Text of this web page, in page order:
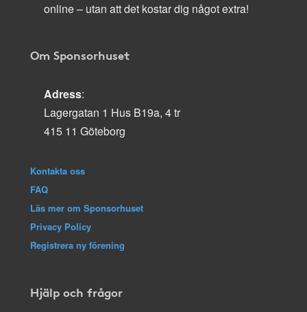
online – utan att det kostar dig något extra!
Om Sponsorhuset
Adress:
Lagergatan 1 Hus B19a, 4 tr
415 11 Göteborg
Kontakta oss
FAQ
Läs mer om Sponsorhuset
Privacy Policy
Registrera ny förening
Hjälp och frågor